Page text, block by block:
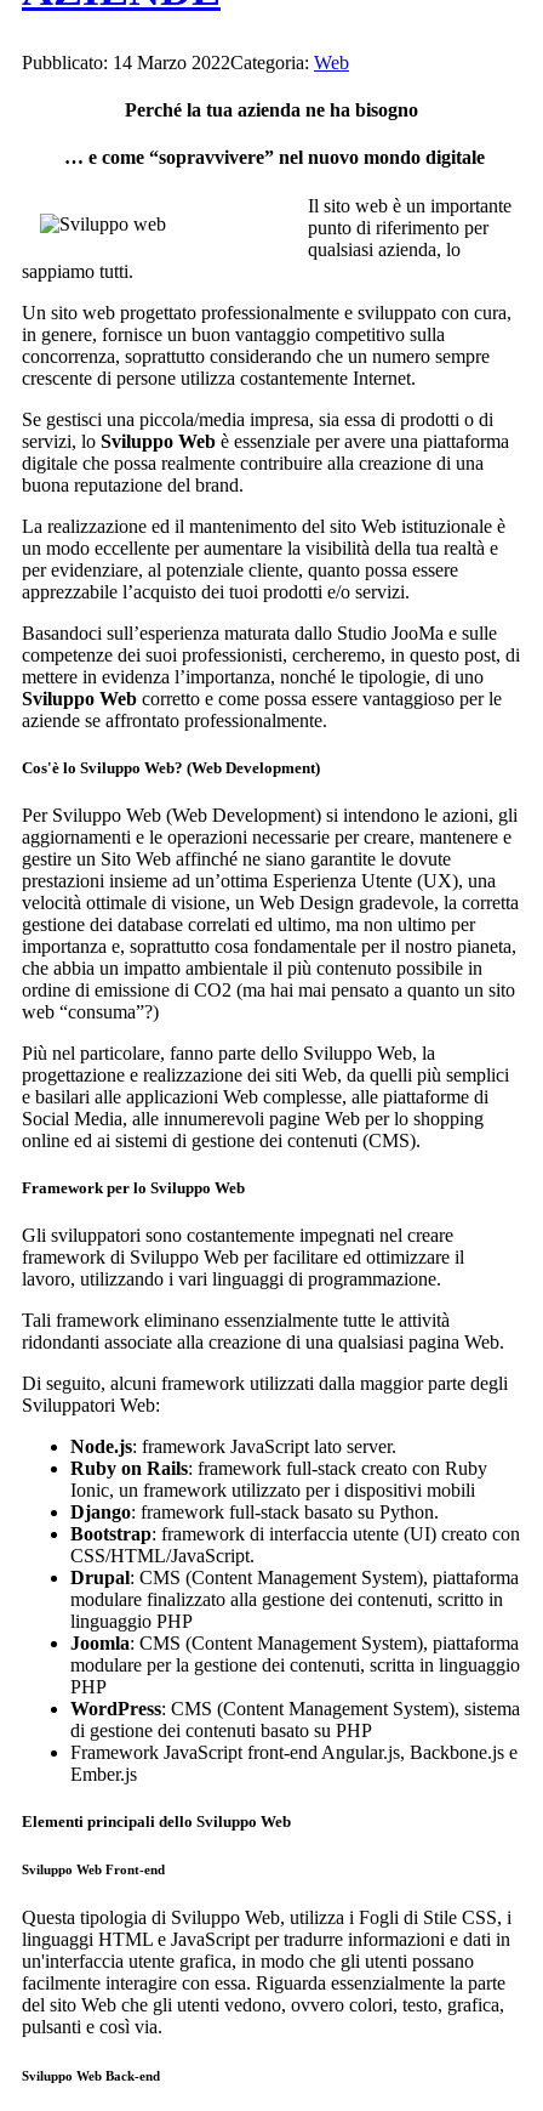
Pubblicato: 14 Marzo 2022Categoria: Web
Perché la tua azienda ne ha bisogno
… e come “sopravvivere” nel nuovo mondo digitale
Il sito web è un importante
punto di riferimento per
qualsiasi azienda, lo
sappiamo tutti.
Un sito web progettato professionalmente e sviluppato con cura,
in genere, fornisce un buon vantaggio competitivo sulla
concorrenza, soprattutto considerando che un numero sempre
crescente di persone utilizza costantemente Internet.
Se gestisci una piccola/media impresa, sia essa di prodotti o di
servizi, lo Sviluppo Web è essenziale per avere una piattaforma
digitale che possa realmente contribuire alla creazione di una
buona reputazione del brand.
La realizzazione ed il mantenimento del sito Web istituzionale è
un modo eccellente per aumentare la visibilità della tua realtà e
per evidenziare, al potenziale cliente, quanto possa essere
apprezzabile l’acquisto dei tuoi prodotti e/o servizi.
Basandoci sull’esperienza maturata dallo Studio JooMa e sulle
competenze dei suoi professionisti, cercheremo, in questo post, di
mettere in evidenza l’importanza, nonché le tipologie, di uno
Sviluppo Web corretto e come possa essere vantaggioso per le
aziende se affrontato professionalmente.
Cos'è lo Sviluppo Web? (Web Development)
Per Sviluppo Web (Web Development) si intendono le azioni, gli
aggiornamenti e le operazioni necessarie per creare, mantenere e
gestire un Sito Web affinché ne siano garantite le dovute
prestazioni insieme ad un’ottima Esperienza Utente (UX), una
velocità ottimale di visione, un Web Design gradevole, la corretta
gestione dei database correlati ed ultimo, ma non ultimo per
importanza e, soprattutto cosa fondamentale per il nostro pianeta,
che abbia un impatto ambientale il più contenuto possibile in
ordine di emissione di CO2 (ma hai mai pensato a quanto un sito
web “consuma”?)
Più nel particolare, fanno parte dello Sviluppo Web, la
progettazione e realizzazione dei siti Web, da quelli più semplici
e basilari alle applicazioni Web complesse, alle piattaforme di
Social Media, alle innumerevoli pagine Web per lo shopping
online ed ai sistemi di gestione dei contenuti (CMS).
Framework per lo Sviluppo Web
Gli sviluppatori sono costantemente impegnati nel creare
framework di Sviluppo Web per facilitare ed ottimizzare il
lavoro, utilizzando i vari linguaggi di programmazione.
Tali framework eliminano essenzialmente tutte le attività
ridondanti associate alla creazione di una qualsiasi pagina Web.
Di seguito, alcuni framework utilizzati dalla maggior parte degli
Sviluppatori Web:
Node.js: framework JavaScript lato server.
Ruby on Rails: framework full-stack creato con Ruby
Ionic, un framework utilizzato per i dispositivi mobili
Django: framework full-stack basato su Python.
Bootstrap: framework di interfaccia utente (UI) creato con
CSS/HTML/JavaScript.
Drupal: CMS (Content Management System), piattaforma
modulare finalizzato alla gestione dei contenuti, scritto in
linguaggio PHP
Joomla: CMS (Content Management System), piattaforma
modulare per la gestione dei contenuti, scritta in linguaggio
PHP
WordPress: CMS (Content Management System), sistema
di gestione dei contenuti basato su PHP
Framework JavaScript front-end Angular.js, Backbone.js e
Ember.js
Elementi principali dello Sviluppo Web
Sviluppo Web Front-end
Questa tipologia di Sviluppo Web, utilizza i Fogli di Stile CSS, i
linguaggi HTML e JavaScript per tradurre informazioni e dati in
un'interfaccia utente grafica, in modo che gli utenti possano
facilmente interagire con essa. Riguarda essenzialmente la parte
del sito Web che gli utenti vedono, ovvero colori, testo, grafica,
pulsanti e così via.
Sviluppo Web Back-end